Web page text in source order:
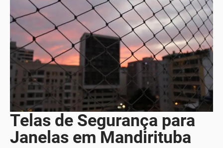
Telas de Segurança para
Janelas em Mandirituba